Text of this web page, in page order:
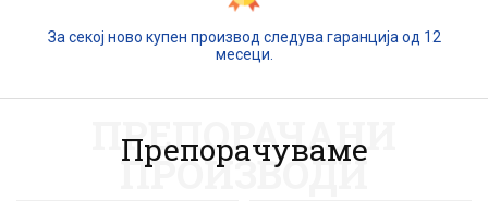
За секој ново купен производ следува гаранција од 12
месеци.
Препорачуваме
ПРЕПОРАЧАНИ
ПРОИЗВОДИ